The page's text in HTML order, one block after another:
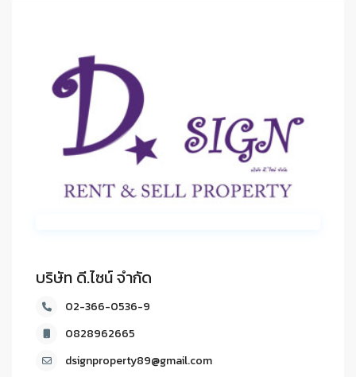
บริษัท ดี.ไซน์ จํากัด
02-366-0536-9
0828962665
dsignproperty89@gmail.com